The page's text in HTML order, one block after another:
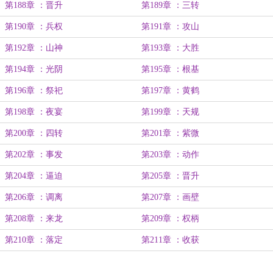
第188章 ：晋升 第189章 ：三转
第190章 ：兵权 第191章 ：攻山
第192章 ：山神 第193章 ：大胜
第194章 ：光阴 第195章 ：根基
第196章 ：祭祀 第197章 ：黄鹤
第198章 ：夜宴 第199章 ：天规
第200章 ：四转 第201章 ：紫微
第202章 ：事发 第203章 ：动作
第204章 ：逼迫 第205章 ：晋升
第206章 ：调离 第207章 ：画壁
第208章 ：来龙 第209章 ：权柄
第210章 ：落定 第211章 ：收获